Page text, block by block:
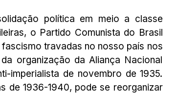
política em meio a classe
o Partido Comunista do Brasil
travadas no nosso país nos
organização da Aliança Nacional
imperialista de novembro de 1935.
de 1936-1940, pode se reorganizar